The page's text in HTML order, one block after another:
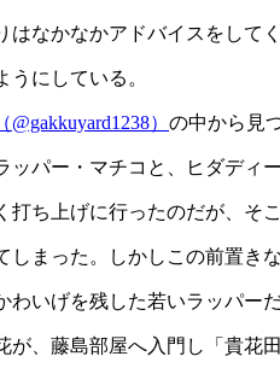
なかなかアドバイスをして
にしている。
（@gakkuyard1238） の中から見
パー・マチコと、ヒダディ
ち上げに行ったのだが、そ
まった。しかしこの前置き
いげを残した若いラッパー
、藤島部屋へ入門し「貴花